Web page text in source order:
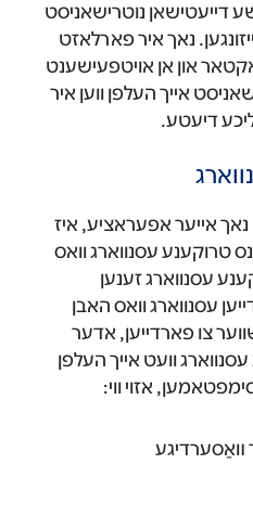
דייעטישאן נוטרישאניסט
נאך איר פארלאזט
און אן אויטפעישענט
אייך העלפן ווען איר
דיעטע.
אייער אפעראציע, איז
עסנווארג וואס
עסנווארג זענען
עסנווארג וואס האבן
צו פארדייען, אדער
וועט אייך העלפן
אזוי ווי: